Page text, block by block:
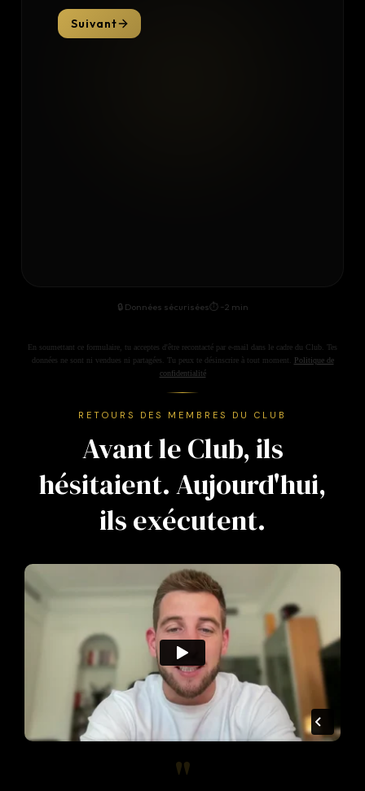
🔒 Données sécurisées⏱ ~2 min
En soumettant ce formulaire, tu acceptes d'être recontacté par e-mail dans le cadre du Club. Tes
données ne sont ni vendues ni partagées. Tu peux te désinscrire à tout moment.
Politique de
confidentialité
RETOURS DES MEMBRES DU CLUB
Avant le Club, ils
hésitaient. Aujourd'hui,
ils exécutent.
"